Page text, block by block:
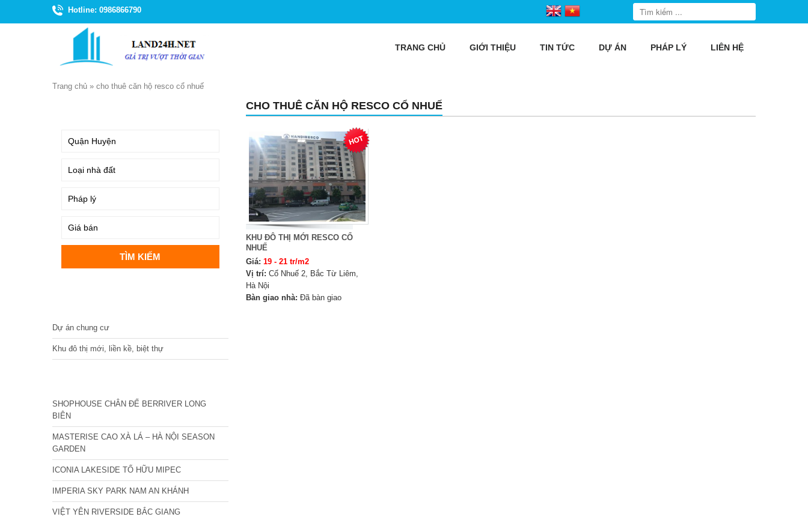
Hotline: 0986866790
TRANG CHỦ GIỚI THIỆU TIN TỨC DỰ ÁN PHÁP LÝ LIÊN HỆ
Trang chủ » cho thuê căn hộ resco cổ nhuế
CHO THUÊ CĂN HỘ RESCO CỔ NHUẾ
KHU ĐÔ THỊ MỚI RESCO CỔ
NHUẾ
Giá: 19 - 21 tr/m2
Vị trí: Cổ Nhuế 2, Bắc Từ Liêm,
Hà Nội
Bàn giao nhà: Đã bàn giao
Dự án chung cư
Khu đô thị mới, liền kề, biệt thự
SHOPHOUSE CHÂN ĐẾ BERRIVER LONG
BIÊN
MASTERISE CAO XÀ LÁ – HÀ NỘI SEASON
GARDEN
ICONIA LAKESIDE TỐ HỮU MIPEC
IMPERIA SKY PARK NAM AN KHÁNH
VIỆT YÊN RIVERSIDE BẮC GIANG